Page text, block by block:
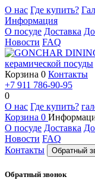
О нас Где купить?
Информация
О посуде Доставка
Новости FAQ
Корзина 0 Контакты
+7 911 786-90-95
0
О нас Где купить?
Корзина 0
О посуде Доставка
Новости FAQ
Контакты
Обратный
Обратный звонок